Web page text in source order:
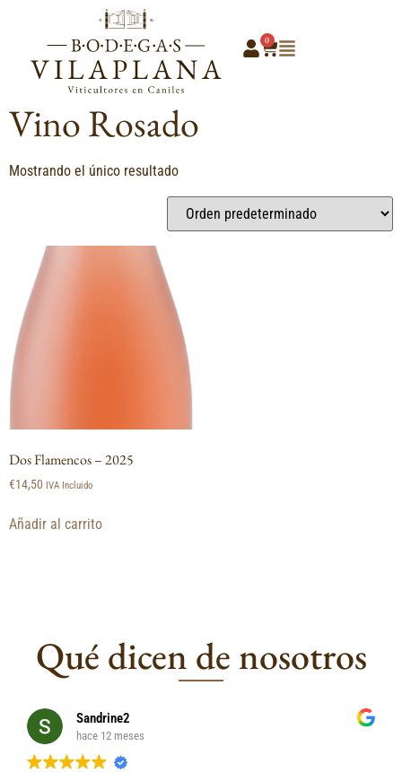
0
Inicio/ Vinos / Vino Rosado
Vino Rosado
Mostrando el único resultado
Dos Flamencos – 2025
€14,50 IVA Incluido
Añadir al carrito
Qué dicen de nosotros
Sandrine2
hace 12 meses